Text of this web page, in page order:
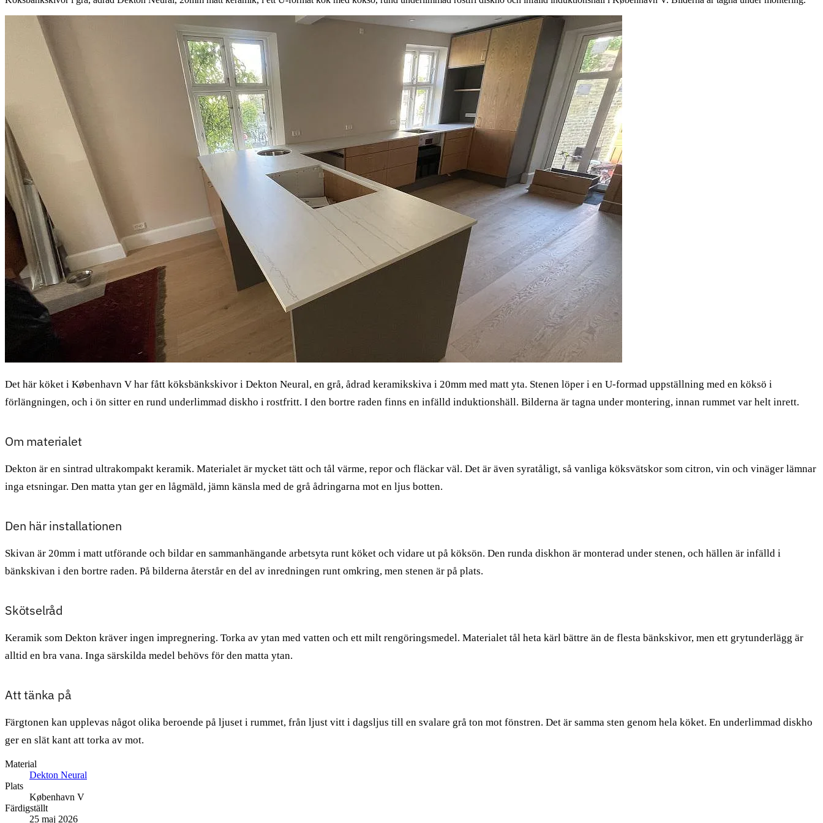
Det här köket i København V har fått köksbänkskivor i Dekton Neural, en grå, ådrad keramikskiva i 20mm med matt yta. Stenen löper i en U-formad uppställning med en köksö i
förlängningen, och i ön sitter en rund underlimmad diskho i rostfritt. I den bortre raden finns en infälld induktionshäll. Bilderna är tagna under montering, innan rummet var helt inrett.
Om materialet
Dekton är en sintrad ultrakompakt keramik. Materialet är mycket tätt och tål värme, repor och fläckar väl. Det är även syratåligt, så vanliga köksvätskor som citron, vin och vinäger lämnar
inga etsningar. Den matta ytan ger en lågmäld, jämn känsla med de grå ådringarna mot en ljus botten.
Den här installationen
Skivan är 20mm i matt utförande och bildar en sammanhängande arbetsyta runt köket och vidare ut på köksön. Den runda diskhon är monterad under stenen, och hällen är infälld i
bänkskivan i den bortre raden. På bilderna återstår en del av inredningen runt omkring, men stenen är på plats.
Skötselråd
Keramik som Dekton kräver ingen impregnering. Torka av ytan med vatten och ett milt rengöringsmedel. Materialet tål heta kärl bättre än de flesta bänkskivor, men ett grytunderlägg är
alltid en bra vana. Inga särskilda medel behövs för den matta ytan.
Att tänka på
Färgtonen kan upplevas något olika beroende på ljuset i rummet, från ljust vitt i dagsljus till en svalare grå ton mot fönstren. Det är samma sten genom hela köket. En underlimmad diskho
ger en slät kant att torka av mot.
Material
Dekton Neural
Plats
København V
Färdigställt
25 maj 2026